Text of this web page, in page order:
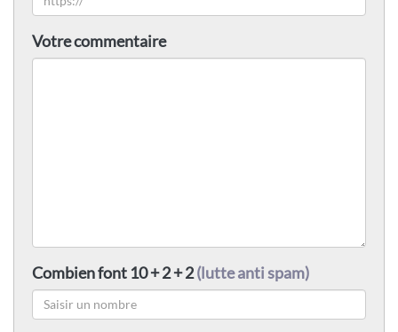
Votre commentaire
Combien font 10 + 2 + 2(lutte anti spam)